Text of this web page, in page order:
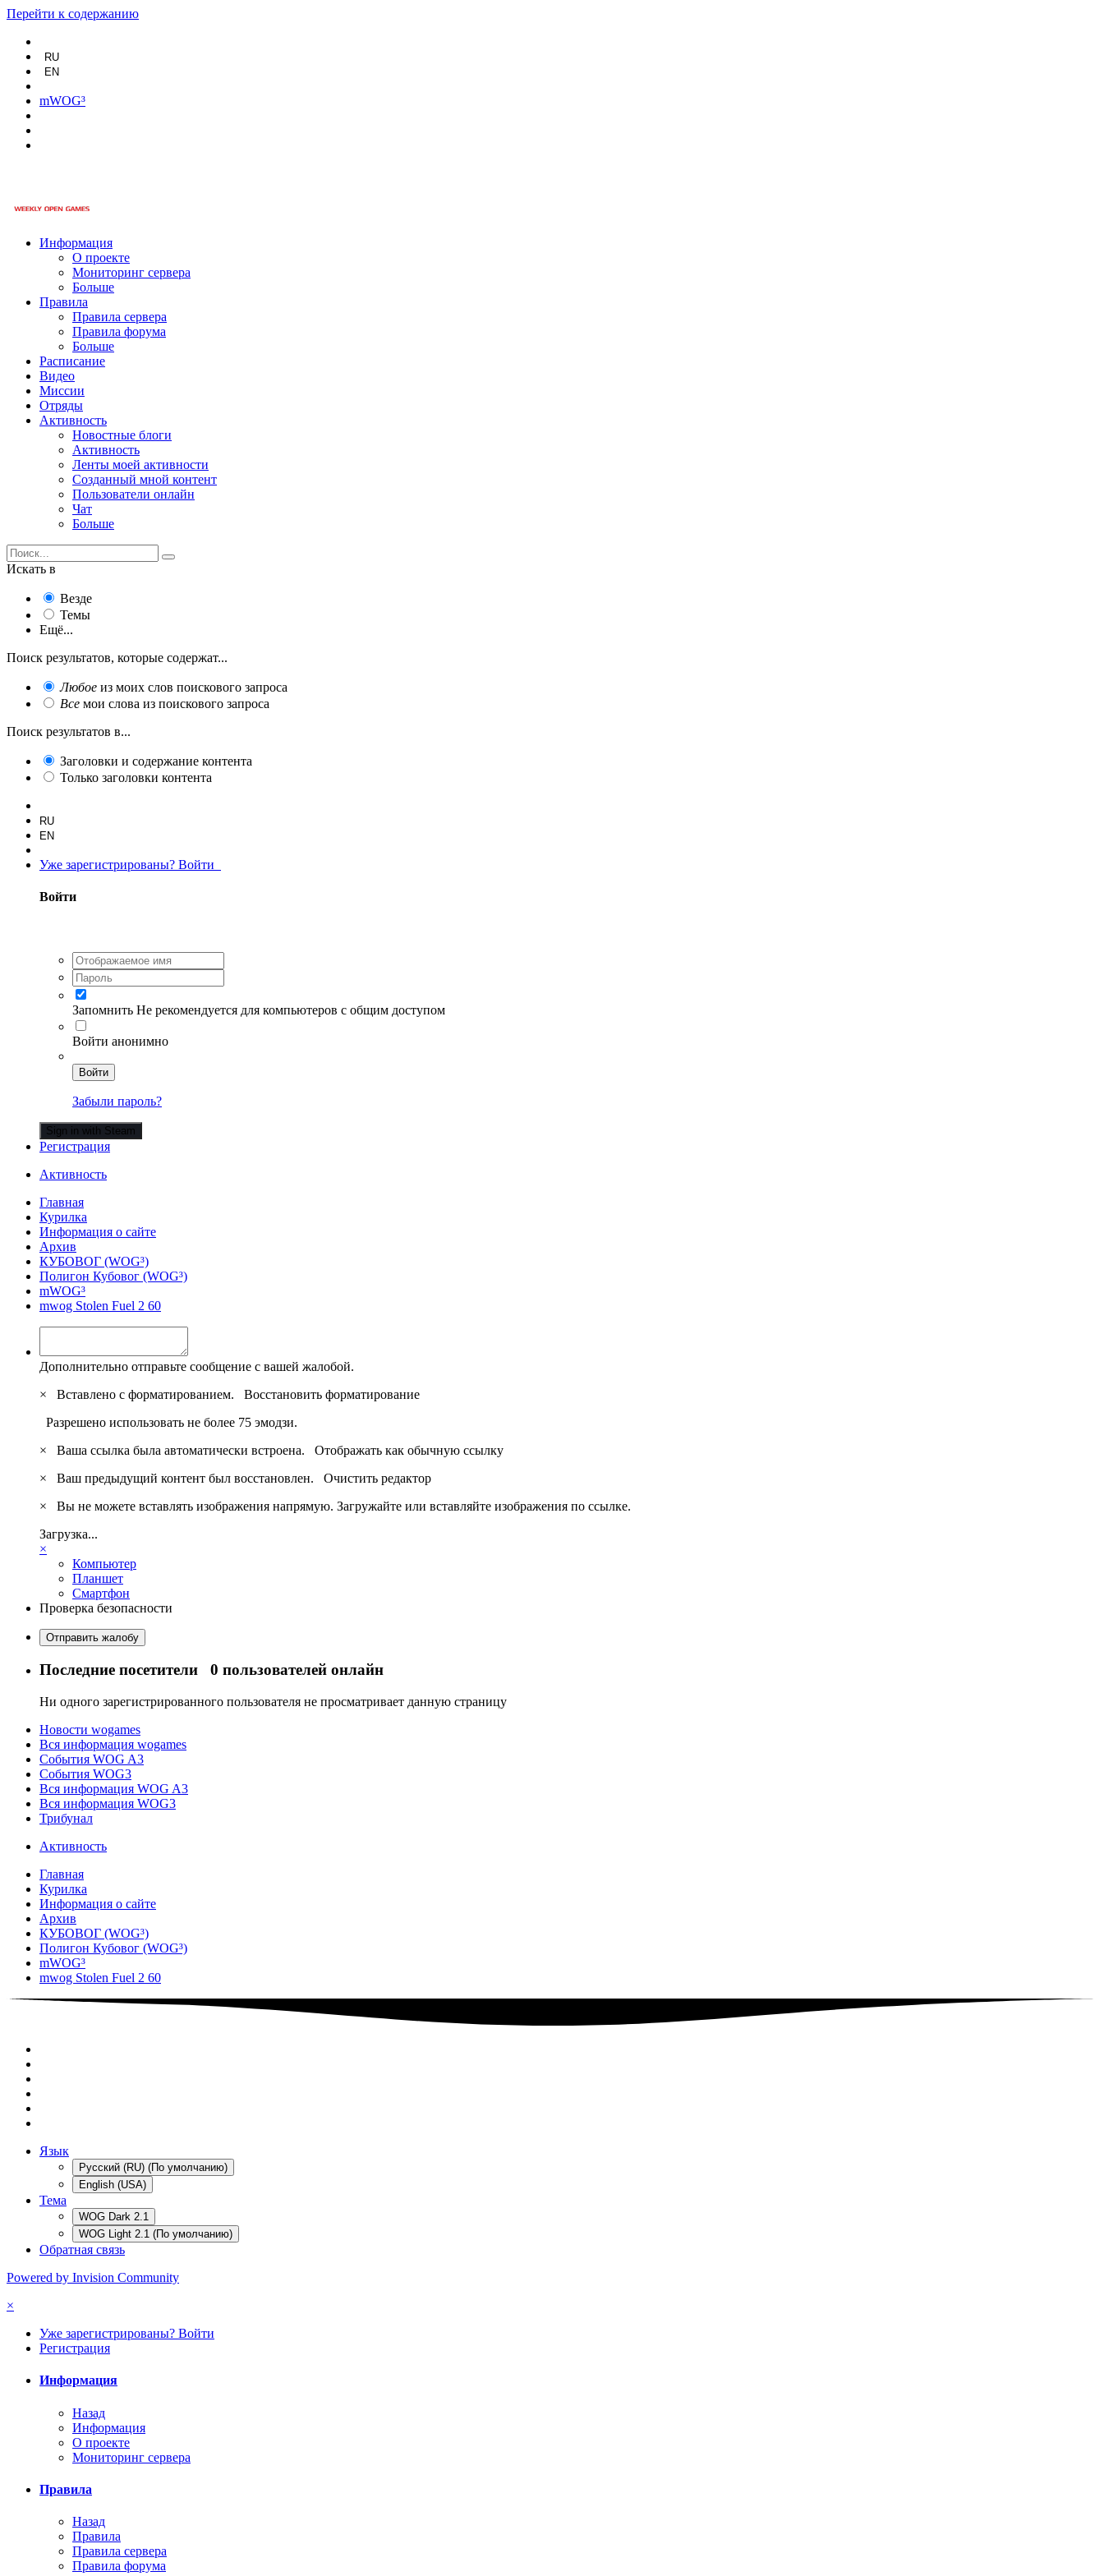
Перейти к содержанию
RU
EN
mWOG³
Информация
О проекте
Мониторинг сервера
Больше
Правила
Правила сервера
Правила форума
Больше
Расписание
Видео
Миссии
Отряды
Активность
Новостные блоги
Активность
Ленты моей активности
Созданный мной контент
Пользователи онлайн
Чат
Больше
Искать в
Везде
Темы
Ещё...
Поиск результатов, которые содержат...
Любое из моих слов поискового запроса
Все мои слова из поискового запроса
Поиск результатов в...
Заголовки и содержание контента
Только заголовки контента
RU
EN
Уже зарегистрированы? Войти
Войти
Запомнить Не рекомендуется для компьютеров с общим доступом
Войти анонимно
Войти
Забыли пароль?
Sign in with Steam
Регистрация
Активность
Главная
Курилка
Информация о сайте
Архив
КУБОВОГ (WOG³)
Полигон Кубовог (WOG³)
mWOG³
mwog Stolen Fuel 2 60
Дополнительно отправьте сообщение с вашей жалобой.
×
Вставлено с форматированием. Восстановить форматирование
Разрешено использовать не более 75 эмодзи.
×
Ваша ссылка была автоматически встроена. Отображать как обычную ссылку
×
Ваш предыдущий контент был восстановлен. Очистить редактор
×
Вы не можете вставлять изображения напрямую. Загружайте или вставляйте изображения по ссылке.
Загрузка...
×
Компьютер
Планшет
Смартфон
Проверка безопасности
Отправить жалобу
Последние посетители 0 пользователей онлайн
Ни одного зарегистрированного пользователя не просматривает данную страницу
Новости wogames
Вся информация wogames
События WOG A3
События WOG3
Вся информация WOG A3
Вся информация WOG3
Трибунал
Активность
Главная
Курилка
Информация о сайте
Архив
КУБОВОГ (WOG³)
Полигон Кубовог (WOG³)
mWOG³
mwog Stolen Fuel 2 60
Язык
Русский (RU) (По умолчанию)
English (USA)
Тема
WOG Dark 2.1
WOG Light 2.1 (По умолчанию)
Обратная связь
Powered by Invision Community
×
Уже зарегистрированы? Войти
Регистрация
Информация
Назад
Информация
О проекте
Мониторинг сервера
Правила
Назад
Правила
Правила сервера
Правила форума